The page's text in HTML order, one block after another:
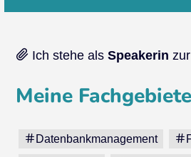
Ich stehe alsSpeakerin
Meine Fachgebiete
Datenbankmanagement